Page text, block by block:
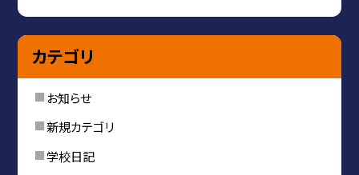
カテゴリ
お知らせ
新規カテゴリ
学校日記